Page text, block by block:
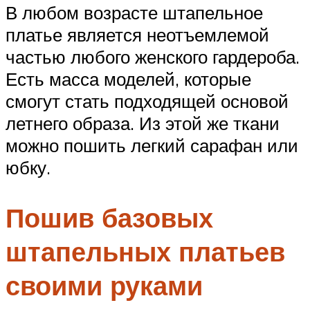
В любом возрасте штапельное
платье является неотъемлемой
частью любого женского гардероба.
Есть масса моделей, которые
смогут стать подходящей основой
летнего образа. Из этой же ткани
можно пошить легкий сарафан или
юбку.
Пошив базовых
штапельных платьев
своими руками